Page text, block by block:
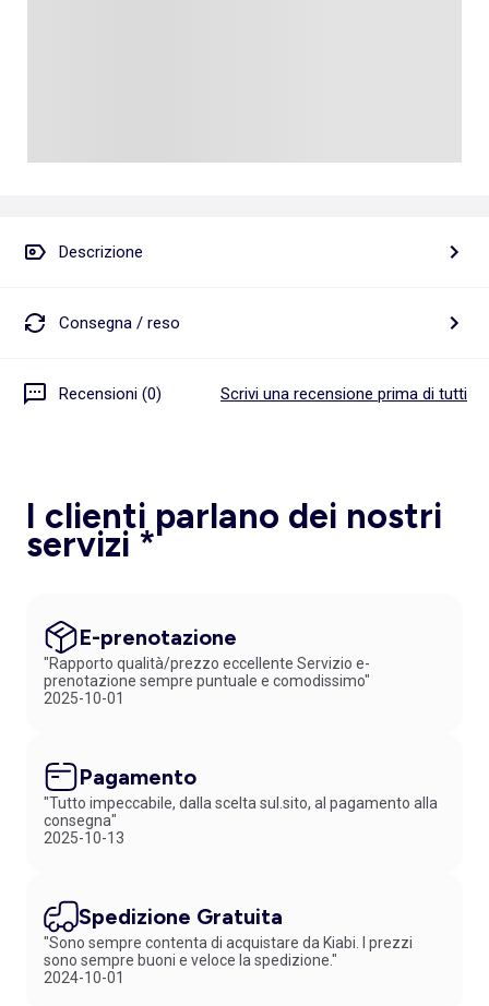
Descrizione
Consegna / reso
Recensioni (0) Scrivi una recensione prima di tutti
I clienti parlano dei nostri
servizi *
E-prenotazione
"Rapporto qualità/prezzo eccellente Servizio e-
prenotazione sempre puntuale e comodissimo"
2025-10-01
Pagamento
"Tutto impeccabile, dalla scelta sul.sito, al pagamento alla
consegna"
2025-10-13
Spedizione Gratuita
"Sono sempre contenta di acquistare da Kiabi. I prezzi
sono sempre buoni e veloce la spedizione."
2024-10-01